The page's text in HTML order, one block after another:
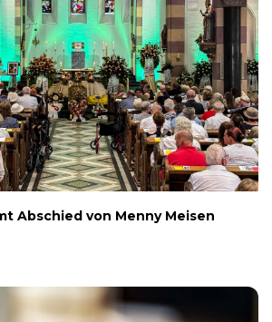
Abschied von Menny Meisen